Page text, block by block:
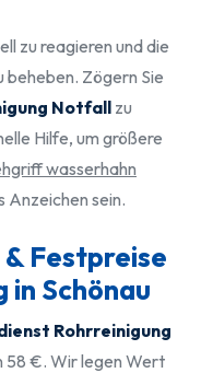
zu reagieren und die
Zögern Sie
Notfall zu
Hilfe, um größere
wasserhahn
Anzeichen sein.
Festpreise
Schönau
Rohrreinigung
58 €. Wir legen Wert